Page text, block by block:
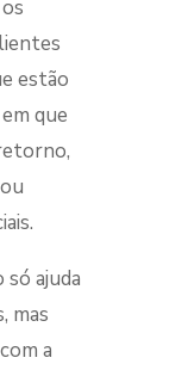
estão
que
só ajuda
mas
a